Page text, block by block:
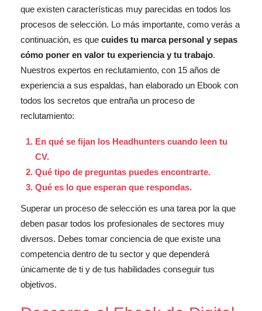
que existen características muy parecidas en todos los
procesos de selección. Lo más importante, como verás a
continuación, es que cuides tu marca personal y sepas
cómo poner en valor tu experiencia y tu trabajo.
Nuestros expertos en reclutamiento, con 15 años de
experiencia a sus espaldas, han elaborado un Ebook con
todos los secretos que entraña un proceso de
reclutamiento:
En qué se fijan los Headhunters cuando leen tu
CV.
Qué tipo de preguntas puedes encontrarte.
Qué es lo que esperan que respondas.
Superar un proceso de selección es una tarea por la que
deben pasar todos los profesionales de sectores muy
diversos. Debes tomar conciencia de que existe una
competencia dentro de tu sector y que dependerá
únicamente de ti y de tus habilidades conseguir tus
objetivos.